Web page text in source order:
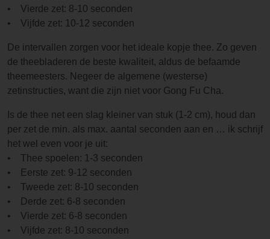
• Vierde zet: 8-10 seconden
• Vijfde zet: 10-12 seconden
De intervallen zorgen voor het ideale kopje thee. Zo geven
de theebladeren de beste kwaliteit, aldus de befaamde
theemeesters. Negeer de algemene (westerse)
zetinstructies, want die zijn niet voor Gong Fu Cha.
Is de thee net een slag kleiner van stuk (1-2 cm), houd dan
per zet de min. als max. aantal seconden aan en … ik schrijf
het wel even voor je uit:
• Thee spoelen: 1-3 seconden
• Eerste zet: 9-12 seconden
• Tweede zet: 8-10 seconden
• Derde zet: 6-8 seconden
• Vierde zet: 6-8 seconden
• Vijfde zet: 8-10 seconden